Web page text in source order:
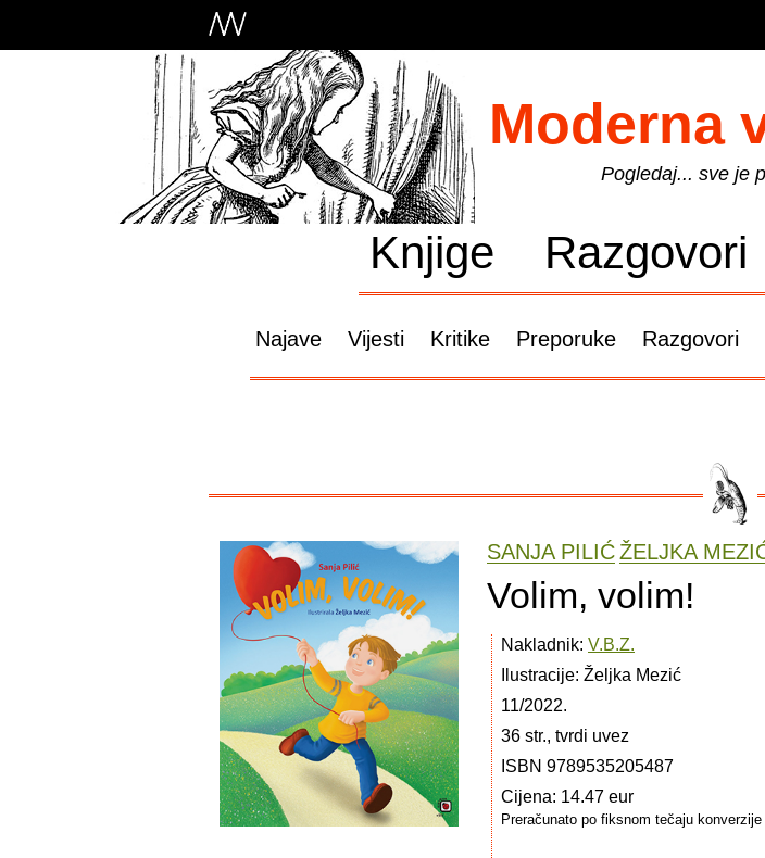
Moderna
Pogledaj... sve je
Knjige Razgovori
Najave Vijesti Kritike Preporuke Razgovori
SANJA PILIĆŽELJKA
Volim, volim!
Nakladnik: V.B.Z.
Ilustracije: Željka Mezić
11/2022.
36 str., tvrdi uvez
ISBN 9789535205487
Cijena: 14.47 eur
Preračunato po fiksnom tečaju